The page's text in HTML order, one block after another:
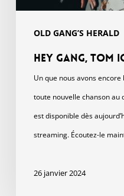
OLD GANG’S HERALD
Hey gang, Tom
Un que nous avons
toute nouvelle chanson au
est disponible dès
streaming. Écoutez-le
26 janvier 2024